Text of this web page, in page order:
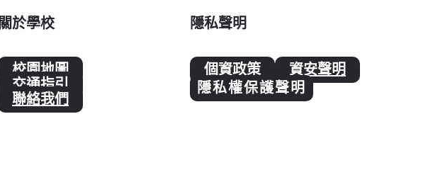
關於學校
校園地圖
交通指引
聯絡我們
隱私聲明
個資政策
資安聲明
隱私權保護聲明